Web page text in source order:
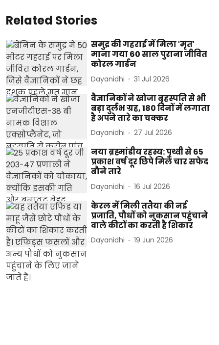
Related Stories
समुद्र की गहराई में मिला 'मृत'
माना गया 60 साल पुराना जीवित
कोरल गार्डन
Dayanidhi 31 Jul 2026
वैज्ञानिकों ने खोजा बृहस्पति से भी
बड़ा दुर्लभ ग्रह, 180 दिनों में लगाता
है अपने तारे का चक्कर
Dayanidhi 27 Jul 2026
नया ब्रह्मांडीय रहस्य: पृथ्वी से 65
प्रकाश वर्ष दूर छिपे मिले चार सफेद
बौने तारे
Dayanidhi 16 Jul 2026
केरल में मिली ततैया की नई
प्रजाति, पौधों को नुकसान पहुंचाने
वाले कीटों का करती है शिकार
Dayanidhi 19 Jun 2026